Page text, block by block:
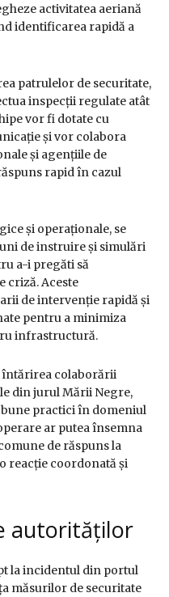
activitatea aeriană
identificarea rapidă a
patrulelor de securitate,
inspecții regulate atât
vor fi dotate cu
și vor colabora
și agențiile de
rapid în cazul
și operaționale, se
de instruire și simulări
a-i pregăti să
criză. Aceste
de intervenție rapidă și
pentru a minimiza
infrastructură.
întărirea colaborării
din jurul Mării Negre,
practici în domeniul
ar putea însemna
de răspuns la
reacție coordonată și
autorităților
la incidentul din portul
măsurilor de securitate